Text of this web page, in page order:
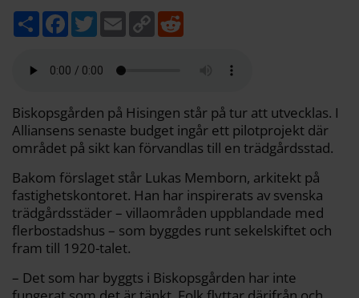
D
e
F
b
k
T
w
t
E
m
C
o
k
Biskopsgården på Hisingen står på tur att utvecklas. I
Alliansens senaste budget ingår ett pilotprojekt där
området på sikt kan förvandlas till en trädgårdsstad.
Bakom förslaget står Lukas Memborn, arkitekt på
fastighetskontoret. Han har inspirerats av svenska
trädgårdsstäder – villaområden uppblandade med
flerbostadshus – som byggdes runt sekelskiftet och
fram till 1920-talet.
– Det som har byggts i Biskopsgården har inte